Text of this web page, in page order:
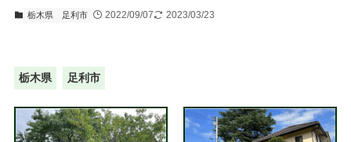
栃木県 足利市 2022/09/07 2023/03/23
栃木県 足利市